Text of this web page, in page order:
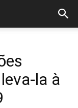
la à